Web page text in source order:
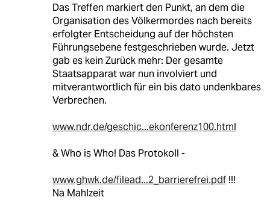
Das Treffen markiert den Punkt, an dem die
Organisation des Völkermordes nach bereits
erfolgter Entscheidung auf der höchsten
Führungsebene festgeschrieben wurde. Jetzt
gab es kein Zurück mehr: Der gesamte
Staatsapparat war nun involviert und
mitverantwortlich für ein bis dato undenkbares
Verbrechen.
www.ndr.de/geschic...ekonferenz100.html
& Who is Who! Das Protokoll -
www.ghwk.de/filead...2_barrierefrei.pdf!!!
Na Mahlzeit